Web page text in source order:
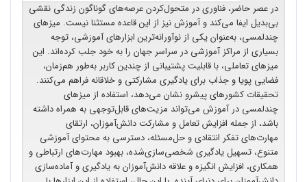
در عصر حاضر، فناوری در متحول‌کردن عرصه‌های گوناگون زندگی نقشی
بی‌بدیل ایفا می‌کند و آموزش نیز از این قاعده مستثنا نیست. میزهای
چندلمسی، به‌عنوان یکی از نوآورانه‌ترین ابزارهای آموزشی، توجه
بسیاری از مراکز آموزشی در سراسر جهان را به خود جلب کرده‌اند. این
میزهای تعاملی، با قابلیت پشتیبانی از چندین کاربر به‌طور هم‌زمان،
فضایی پویا و جذاب برای یادگیری مشارکتی و خلاقانه فراهم می‌کنند.
تحقیقات کشورهای پیشرو نشان می‌دهد، استفاده از میزهای
چندلمسی در آموزش می‌تواند مزیت‌های قابل‌توجهی به همراه داشته
باشد، از جمله افزایش تعامل و مشارکت دانش‌آموزان، ارتقای
مهارت‌های تفکر انتقادی و حل‌مسئله، دسترسی به محتوای آموزشی
متنوع، تسهیل یادگیری شخصی‌سازی‌شده، بهبود مهارت‌های ارتباطی و
همکاری، افزایش انگیزه و علاقه دانش‌آموزان به یادگیری و آماده‌سازی